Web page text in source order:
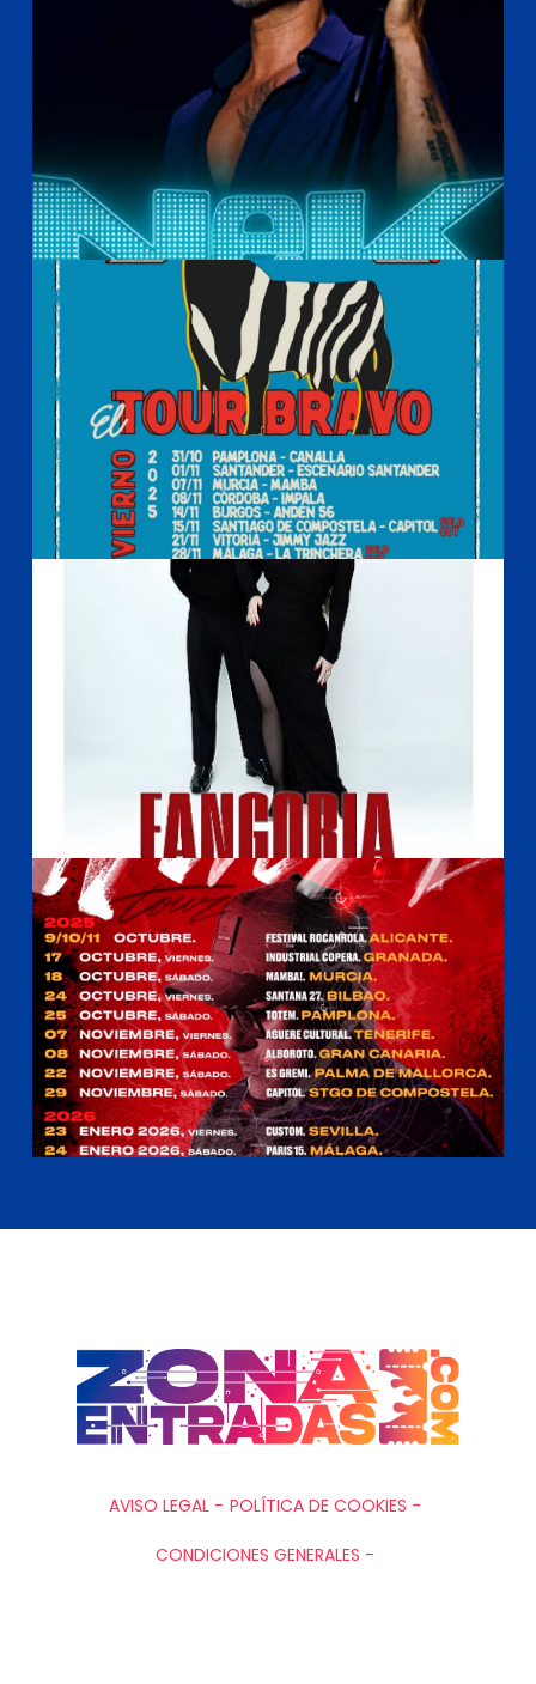
AVISO LEGAL - POLÍTICA DE COOKIES -
CONDICIONES GENERALES -